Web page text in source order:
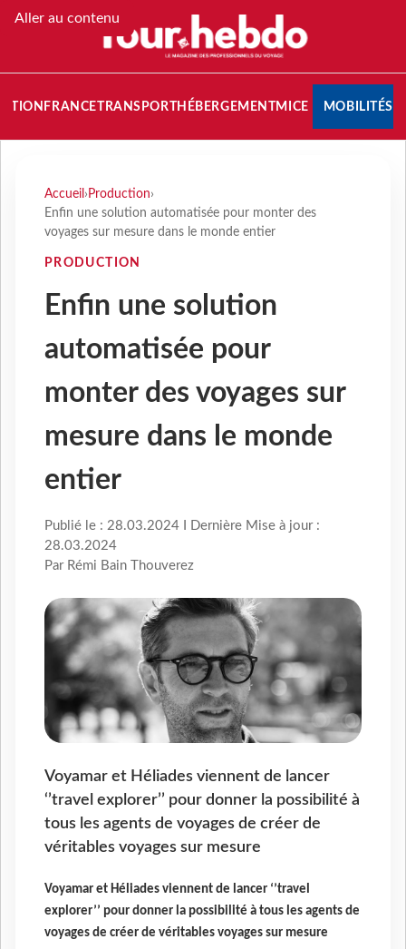
Aller au contenu
FRANCETRANSPORT HÉBERGEMENTMICE MOBILITÉS
Accueil › Production›
Enfin une solution automatisée pour monter des
voyages sur mesure dans le monde entier
PRODUCTION
Enfin une solution
automatisée pour
monter des voyages sur
mesure dans le monde
entier
Publié le : 28.03.2024 I Dernière Mise à jour :
28.03.2024
Par Rémi Bain Thouverez
Voyamar et Héliades viennent de lancer
‘’travel explorer’’ pour donner la possibilité à
tous les agents de voyages de créer de
véritables voyages sur mesure
Voyamar et Héliades viennent de lancer ‘’travel
explorer’’ pour donner la possibilité à tous les agents de
voyages de créer de véritables voyages sur mesure